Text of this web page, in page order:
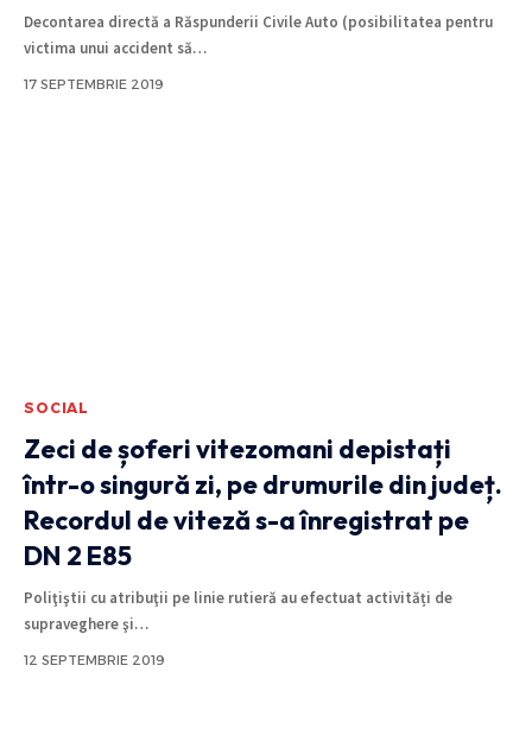
Decontarea directă a Răspunderii Civile Auto (posibilitatea pentru
victima unui accident să…
17 SEPTEMBRIE 2019
SOCIAL
Zeci de șoferi vitezomani depistați
într-o singură zi, pe drumurile din județ.
Recordul de viteză s-a înregistrat pe
DN 2 E85
Poliţiştii cu atribuţii pe linie rutieră au efectuat activități de
supraveghere şi…
12 SEPTEMBRIE 2019